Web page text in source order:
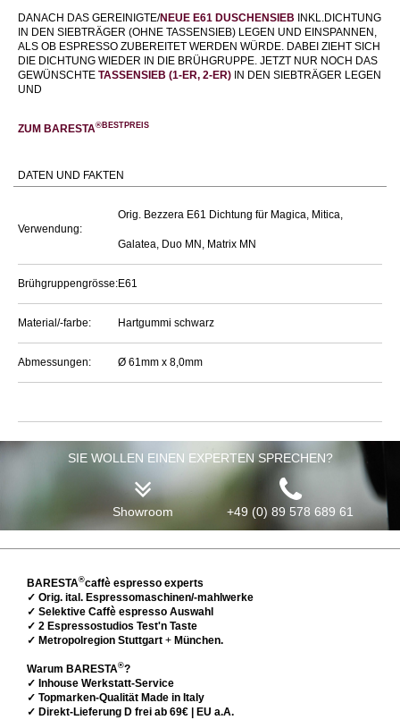
DANACH DAS GEREINIGTE/NEUE E61 DUSCHENSIEB INKL.DICHTUNG
IN DEN SIEBTRÄGER (OHNE TASSENSIEB) LEGEN UND EINSPANNEN,
ALS OB ESPRESSO ZUBEREITET WERDEN WÜRDE. DABEI ZIEHT SICH
DIE DICHTUNG WIEDER IN DIE BRÜHGRUPPE. JETZT NUR NOCH DAS
GEWÜNSCHTE TASSENSIEB (1-ER, 2-ER) IN DEN SIEBTRÄGER LEGEN
UND
ZUM BARESTA®BESTPREIS
DATEN UND FAKTEN
Verwendung:
Orig. Bezzera E61 Dichtung für Magica, Mitica,
Galatea, Duo MN, Matrix MN
Brühgruppengrösse:E61
Material/-farbe: Hartgummi schwarz
Abmessungen: Ø 61mm x 8,0mm
SIE WOLLEN EINEN EXPERTEN SPRECHEN?
Showroom +49 (0) 89 578 689 61
BARESTA®caffè espresso experts
✓ Orig. ital. Espressomaschinen/-mahlwerke
✓ Selektive Caffè espresso Auswahl
✓ 2 Espressostudios Test'n Taste
✓ Metropolregion Stuttgart + München.
Warum BARESTA®?
✓ Inhouse Werkstatt-Service
✓ Topmarken-Qualität Made in Italy
✓ Direkt-Lieferung D frei ab 69€ | EU a.A.